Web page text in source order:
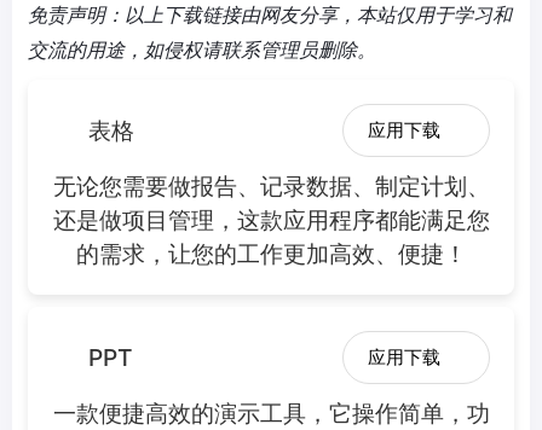
免责声明：以上下载链接由网友分享，本站仅用于学习和
交流的用途，如侵权请联系管理员删除。
表格 应用下载
无论您需要做报告、记录数据、制定计划、
还是做项目管理，这款应用程序都能满足您
的需求，让您的工作更加高效、便捷！
PPT 应用下载
一款便捷高效的演示工具，它操作简单，功